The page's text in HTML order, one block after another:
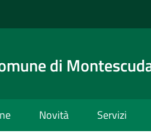
di
Novità Servizi